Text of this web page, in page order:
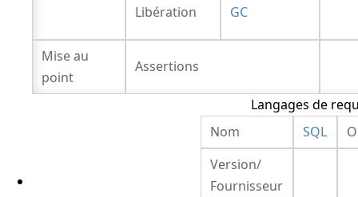
Libération GC
Mise au
point
Assertions
Langages de
Nom
SQL
Version/
Fournisseur